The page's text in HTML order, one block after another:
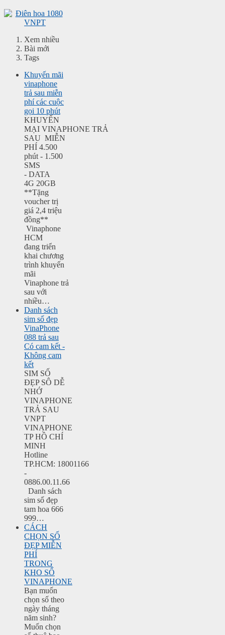
Xem nhiều
Bài mới
Tags
Khuyến mãi
vinaphone
trả sau miễn
phí các cuộc
gọi 10 phút
KHUYẾN
MẠI VINAPHONE TRẢ
SAU MIỄN
PHÍ 4.500
phút - 1.500
SMS
- DATA
4G 20GB
**Tặng
voucher trị
giá 2,4 triệu
đồng**
Vinaphone
HCM
đang triển
khai chương
trình khuyến
mãi
Vinaphone trả
sau với
nhiều…
Danh sách
sim số đẹp
VinaPhone
088 trả sau
Có cam kết -
Không cam
kết
SIM SỐ
ĐẸP SÔ DỄ
NHỚ
VINAPHONE
TRẢ SAU
VNPT
VINAPHONE
TP HỒ CHÍ
MINH
Hotline
TP.HCM: 18001166
-
0886.00.11.66
Danh sách
sim số đẹp
tam hoa 666
999…
CÁCH
CHỌN SỐ
ĐẸP MIỄN
PHÍ
TRONG
KHO SỐ
VINAPHONE
Bạn muốn
chọn số theo
ngày tháng
năm sinh?
Muốn chọn